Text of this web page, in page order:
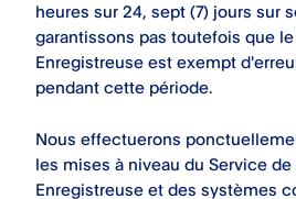
heures sur 24, sept (7) jours sur
garantissons pas toutefois que
Enregistreuse est exempt
pendant cette période.
Nous effectuerons
les mises à niveau du Service de
Enregistreuse et des systèmes